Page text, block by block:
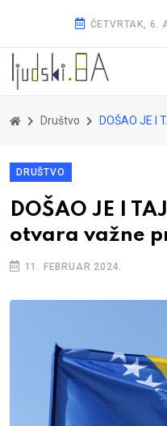
ČETVRTAK, 6.
Društvo DOŠAO JE I TAJ DAN:
DRUŠTVO
DOŠAO JE I
otvara važne
11. FEBRUAR 2024.